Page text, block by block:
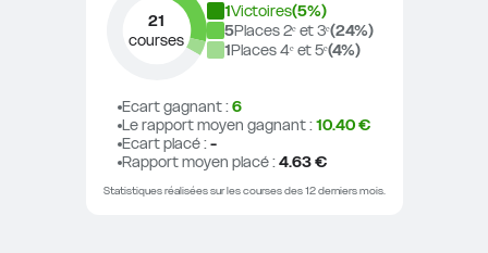
21
courses
1Victoires(5%)
5Places 2ᵉ et 3ᵉ(24%)
1Places 4ᵉ et 5ᵉ(4%)
Ecart gagnant : 6
Le rapport moyen gagnant : 10.40 €
Ecart placé : -
Rapport moyen placé : 4.63 €
Statistiques réalisées sur les courses des 12 derniers mois.